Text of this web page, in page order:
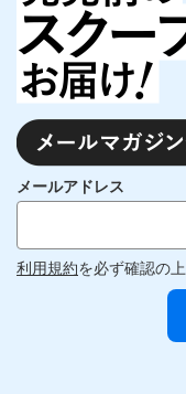
メールアドレス
利用規約を必ず確認の